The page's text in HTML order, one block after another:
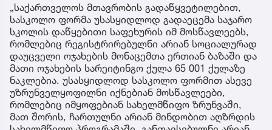
„საქართველოს მთავრობის გადაწყვეტილებით,
სასკოლო ფორმა უსასყიდლოდ გადაეცემა საჯარო
სკოლის დაწყებითი საფეხურის იმ მოსწავლეებს,
რომლებიც რეგისტრირებულნი არიან სოციალურად
დაუცველი ოჯახების მონაცემთა ერთიან ბაზაში და
მათი ოჯახების სარეიტინგო ქულა 65 001 ქულაზე
ნაკლებია. უსასყიდლოდ სასკოლო ფორმით ასევე
უზრუნველყოფილნი იქნებიან მოსწავლეები,
რომლებიც იმყოფებიან სახელმწიფო ზრუნვაში,
მათ შორის, ჩართულნი არიან მინდობით აღზრდის